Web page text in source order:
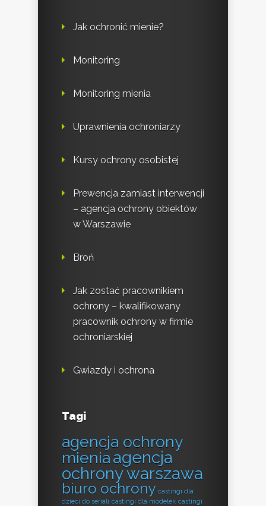
Jak ochronić mienie?
Monitoring
Monitoring mienia
Uprawnienia ochroniarzy
Kursy ochrony osobistej
Prewencja zamiast interwencji
– agencja ochrony obiektów
w Warszawie
Broń
Jak zostać pracownikiem
ochrony – kwalifikowany
pracownik ochrony w firmie
ochroniarskiej
Gwiazdy i ochrona
Tagi
agencja ochrony
mieniaagencja
ochrony warszawa
biuro ochrony castingi dla
dzieci do seriali castingi dla modelek castingi